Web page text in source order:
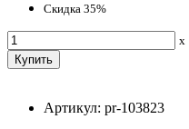
Скидка 35%
x
Артикул: pr-103823